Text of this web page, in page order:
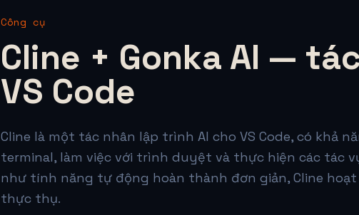
Công cụ
Cline + Gonka AI —
VS Code
Cline là một tác nhân lập trình AI cho VS Code, có khả
terminal, làm việc với trình duyệt và thực hiện các tác
như tính năng tự động hoàn thành đơn giản, Cline
thực thụ.